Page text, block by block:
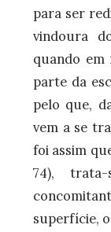
para ser
vindoura
quando em
parte da
pelo que,
vem a se
foi assim
74),
superfície,